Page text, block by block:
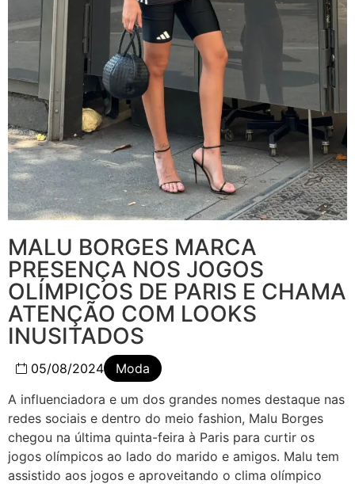
MALU BORGES MARCA
PRESENÇA NOS JOGOS
OLÍMPICOS DE PARIS E CHAMA
ATENÇÃO COM LOOKS
INUSITADOS
05/08/2024
Moda
A influenciadora e um dos grandes nomes destaque nas
redes sociais e dentro do meio fashion, Malu Borges
chegou na última quinta-feira à Paris para curtir os
jogos olímpicos ao lado do marido e amigos. Malu tem
assistido aos jogos e aproveitando o clima olímpico